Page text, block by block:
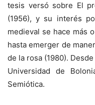
tesis versó sobre El
(1956), y su interés
medieval se hace más
hasta emerger de
de la rosa (1980).
Universidad de
Semiótica.